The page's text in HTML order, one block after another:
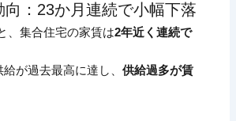
向：23か月連続で小幅下落
、集合住宅の家賃は2年近く連続で
給が過去最高に達し、供給過多が賃